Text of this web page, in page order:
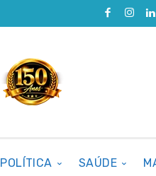
POLÍTICA SAÚDE